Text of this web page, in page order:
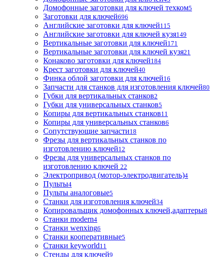
Домофонные заготовки для ключей техком5
Заготовки для ключей696
Английские заготовки для ключей115
Английские заготовки для ключей кузя149
Вертикальные заготовки для ключей171
Вертикальные заготовки для ключей кузя21
Конаково заготовки для ключей184
Крест заготовки для ключей40
Финка облой заготовки для ключей16
Запчасти для станков для изготовления ключей80
Губки для вертикальных станков2
Губки для универсальных станков5
Копиры для вертикальных станков11
Копиры для универсальных станков6
Сопутствующие запчасти18
Фрезы для вертикальных станков по
изготовлению ключей12
Фрезы для универсальных станков по
изготовлению ключей 22
Электропривод (мотор-электродвигатель)4
Пульты4
Пульты аналоговые5
Станки для изготовления ключей34
Копировальщик домофонных ключей,адаптеры8
Станки modern4
Станки wenxing6
Станки кооперативные5
Станки keyworld11
Стенды для ключей9